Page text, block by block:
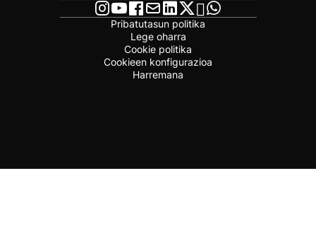
Pribatutasun politika
Lege oharra
Cookie politika
Cookieen konfigurazioa
Harremana